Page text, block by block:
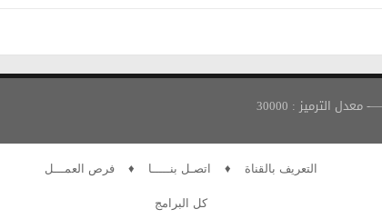
التعريف بالقناة ♦ اتصـل بنـــــا ♦ فرص العمـــل
كل البرامج